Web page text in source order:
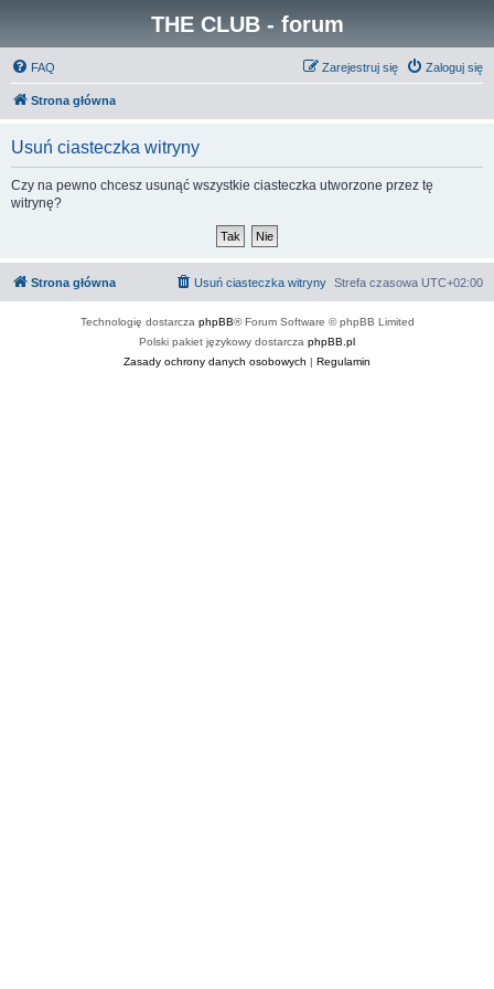
THE CLUB - forum
FAQ Zaloguj się
Zarejestruj się
Strona główna
Usuń ciasteczka witryny
Czy na pewno chcesz usunąć wszystkie ciasteczka utworzone przez tę
witrynę?
Strona główna Strefa czasowa UTC+02:00
Usuń ciasteczka witryny
Technologię dostarcza phpBB® Forum Software © phpBB Limited
Polski pakiet językowy dostarcza phpBB.pl
Zasady ochrony danych osobowych | Regulamin